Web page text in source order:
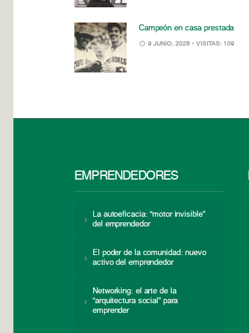
Campeón en casa prestada
9 JUNIO, 2026 • VISITAS: 109
EMPRENDEDORES
La autoeficacia: “motor invisible”
del emprendedor
El poder de la comunidad: nuevo
activo del emprendedor
Networking: el arte de la
“arquitectura social” para
emprender